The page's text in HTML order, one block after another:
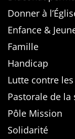
Donner à
Enfance &
Famille
Handicap
Lutte contre
Pastorale de la
Pôle Mission
Solidarité